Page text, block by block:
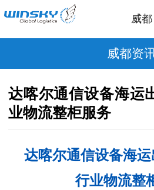
威都
威都资
达喀尔通信设备海运
业物流整柜服务
达喀尔通信设备海
行业物流整